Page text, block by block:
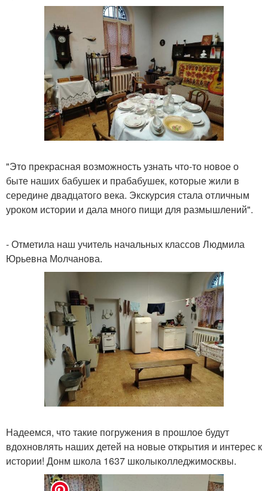
"Это прекрасная возможность узнать что-то новое о
быте наших бабушек и прабабушек, которые жили в
середине двадцатого века. Экскурсия стала отличным
уроком истории и дала много пищи для размышлений".
- Отметила наш учитель начальных классов Людмила
Юрьевна Молчанова.
Надеемся, что такие погружения в прошлое будут
вдохновлять наших детей на новые открытия и интерес к
истории! Донм школа 1637 школыколледжимосквы.